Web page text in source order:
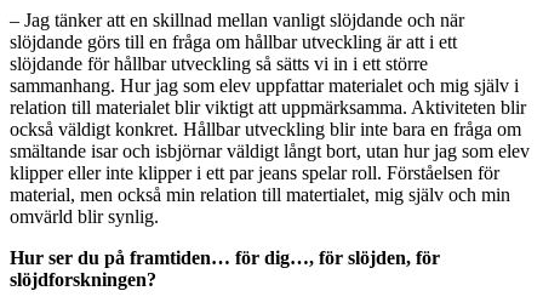
– Jag tänker att en skillnad mellan vanligt slöjdande och när
slöjdande görs till en fråga om hållbar utveckling är att i ett
slöjdande för hållbar utveckling så sätts vi in i ett större
sammanhang. Hur jag som elev uppfattar materialet och mig själv i
relation till materialet blir viktigt att uppmärksamma. Aktiviteten blir
också väldigt konkret. Hållbar utveckling blir inte bara en fråga om
smältande isar och isbjörnar väldigt långt bort, utan hur jag som elev
klipper eller inte klipper i ett par jeans spelar roll. Förståelsen för
material, men också min relation till matertialet, mig själv och min
omvärld blir synlig.
Hur ser du på framtiden… för dig…, för slöjden, för
slöjdforskningen?